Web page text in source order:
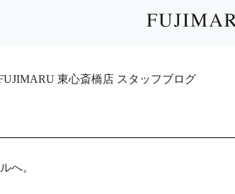
東心斎橋店 スタッフブログ
へ。